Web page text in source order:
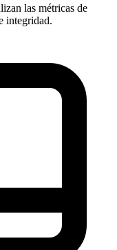
las métricas de
integridad.